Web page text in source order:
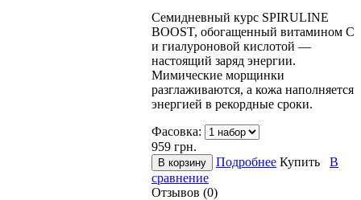
Семидневный курс SPIRULINE
BOOST, обогащенный витамином С
и гиалуроновой кислотой —
настоящий заряд энергии.
Мимические морщинки
разглаживаются, а кожа наполняется
энергией в рекордные сроки.
Фасовка:
959 грн.
Подробнее Купить
В
сравнение
Отзывов (0)